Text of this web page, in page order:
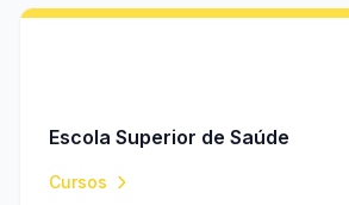
Escola Superior de Saúde
Cursos